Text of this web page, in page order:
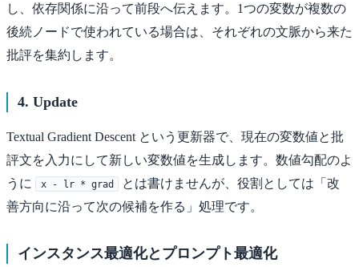
し、依存関係に沿って前段へ伝えます。1つの変数が複数の
後続ノードで使われている場合は、それぞれの文脈から来た
批評を集約します。
4. Update
Textual Gradient Descent という更新器で、現在の変数値と批
評文を入力にして新しい変数値を生成します。数値勾配のよ
うに
x - lr * grad
とは書けませんが、役割としては「改
善方向に沿って次の候補を作る」処理です。
インスタンス最適化とプロンプト最適化